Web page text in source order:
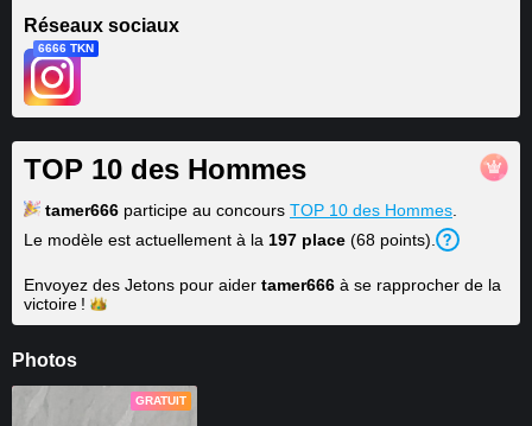
Réseaux sociaux
6666 TKN
TOP 10 des Hommes
tamer666 participe au concours TOP 10 des Hommes
Le modèle est actuellement à la 197 place (68 points).
Envoyez des Jetons pour aider tamer666 à se rapprocher de la
victoire !
Photos
GRATUIT